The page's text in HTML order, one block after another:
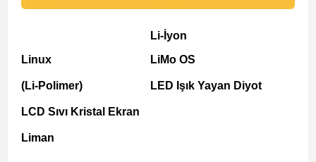
Linux
(Li-Polimer)
LCD Sıvı Kristal Ekran
Liman
Li-İyon
LiMo OS
LED Işık Yayan Diyot